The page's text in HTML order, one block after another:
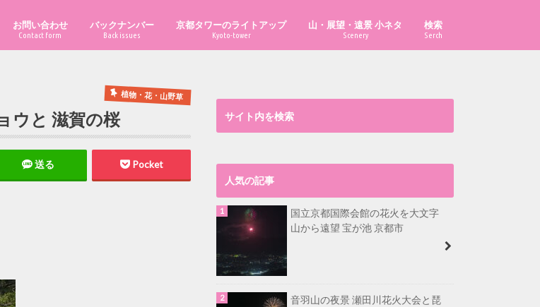
お問い合わせ
Contact form
バックナンバー
Back issues
京都タワーのライトアップ
Kyoto-tower
山・展望・遠景 小ネタ
Scenery
検索
Serch
植物・花・山野草
ウと 滋賀の桜
送る Pocket
サイト内を検索
人気の記事
国立京都国際会館の花火を大文字
山から遠望 宝が池 京都市
音羽山の夜景 瀬田川花火大会と琵